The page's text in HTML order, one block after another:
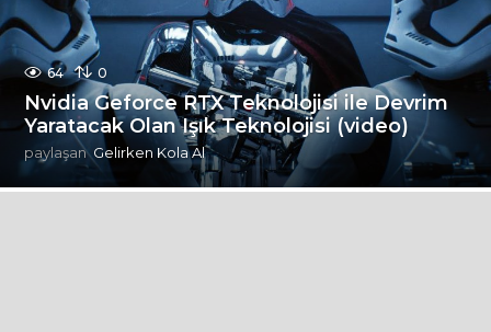
64 0
Nvidia Geforce RTX Teknolojisi ile Devrim
Yaratacak Olan Işık Teknolojisi (video)
paylaşan Gelirken Kola Al